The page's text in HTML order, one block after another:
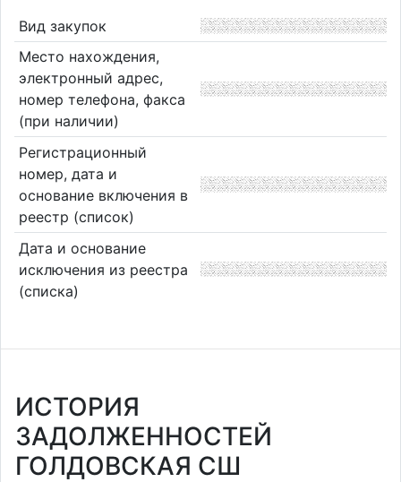
Вид закупок
Место нахождения,
электронный адрес,
номер телефона, факса
(при наличии)
Регистрационный
номер, дата и
основание включения в
реестр (список)
Дата и основание
исключения из реестра
(списка)
ИСТОРИЯ
ЗАДОЛЖЕННОСТЕЙ
ГОЛДОВСКАЯ СШ